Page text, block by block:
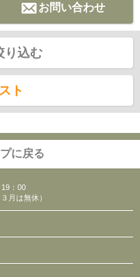
お問い合わせ
り込む
ト
に戻る
：00
月は無休）